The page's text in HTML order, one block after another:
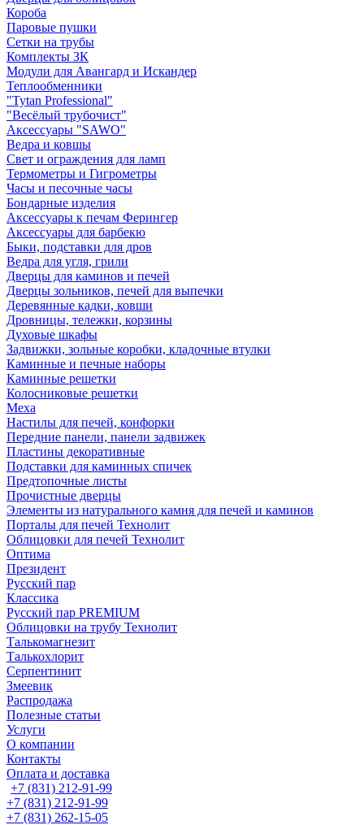
Короба
Паровые пушки
Сетки на трубы
Комплекты ЗК
Модули для Авангард и Искандер
Теплообменники
"Tytan Professional"
"Весёлый трубочист"
Аксессуары "SAWO"
Ведра и ковшы
Свет и ограждения для ламп
Термометры и Гигрометры
Часы и песочные часы
Бондарные изделия
Аксессуары к печам Ферингер
Аксессуары для барбекю
Быки, подставки для дров
Ведра для угля, грили
Дверцы для каминов и печей
Дверцы зольников, печей для выпечки
Деревянные кадки, ковши
Дровницы, тележки, корзины
Духовые шкафы
Задвижки, зольные коробки, кладочные втулки
Каминные и печные наборы
Каминные решетки
Колосниковые решетки
Меха
Настилы для печей, конфорки
Передние панели, панели задвижек
Пластины декоративные
Подставки для каминных спичек
Предтопочные листы
Прочистные дверцы
Элементы из натурального камня для печей и каминов
Порталы для печей Технолит
Облицовки для печей Технолит
Оптима
Президент
Русский пар
Классика
Русский пар PREMIUM
Облицовки на трубу Технолит
Талькомагнезит
Талькохлорит
Серпентинит
Змеевик
Распродажа
Полезные статьи
Услуги
О компании
Контакты
Оплата и доставка
+7 (831) 212-91-99
+7 (831) 212-91-99
+7 (831) 262-15-05